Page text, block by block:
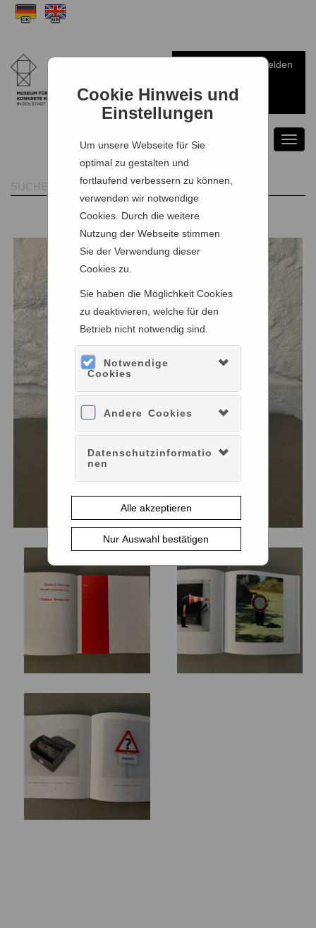
Cookie Hinweis und
Einstellungen
Um unsere Webseite für Sie
optimal zu gestalten und
fortlaufend verbessern zu können,
verwenden wir notwendige
Cookies. Durch die weitere
Nutzung der Webseite stimmen
Sie der Verwendung dieser
Cookies zu.
Sie haben die Möglichkeit Cookies
zu deaktivieren, welche für den
Betrieb nicht notwendig sind.
Notwendige
Cookies
Andere Cookies
Datenschutzinformatio
nen
Alle akzeptieren
Nur Auswahl bestätigen
Anmelden